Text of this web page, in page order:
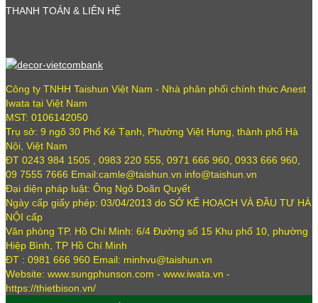
THANH TOÁN & LIÊN HỆ
Công ty TNHH Taishun Việt Nam - Nhà phân phối chính thức Anest
Iwata tại Việt Nam
MST: 0106142050
Trụ sở: 9 ngõ 30 Phố Kẻ Tạnh, Phường Việt Hưng, thành phố Hà
Nội, Việt Nam
ĐT 0243 984 1505 , 0983 220 555, 0971 666 960, 0933 666 960,
09 7555 7666 Email:camle@taishun.vn info@taishun.vn
Đại diện pháp luật: Ông Ngô Doãn Quyết
Ngày cấp giấy phép: 03/04/2013 do SỞ KẾ HOẠCH VÀ ĐẦU TƯ HÀ
NỘI cấp
Văn phòng TP. Hồ Chí Minh: 6/4 Đường số 15 Khu phố 10, phường
Hiệp Bình, TP Hồ Chí Minh
ĐT : 0981 666 960 Email: minhvu@taishun.vn
Website: www.sungphunson.com - www.iwata.vn -
https://thietbison.vn/